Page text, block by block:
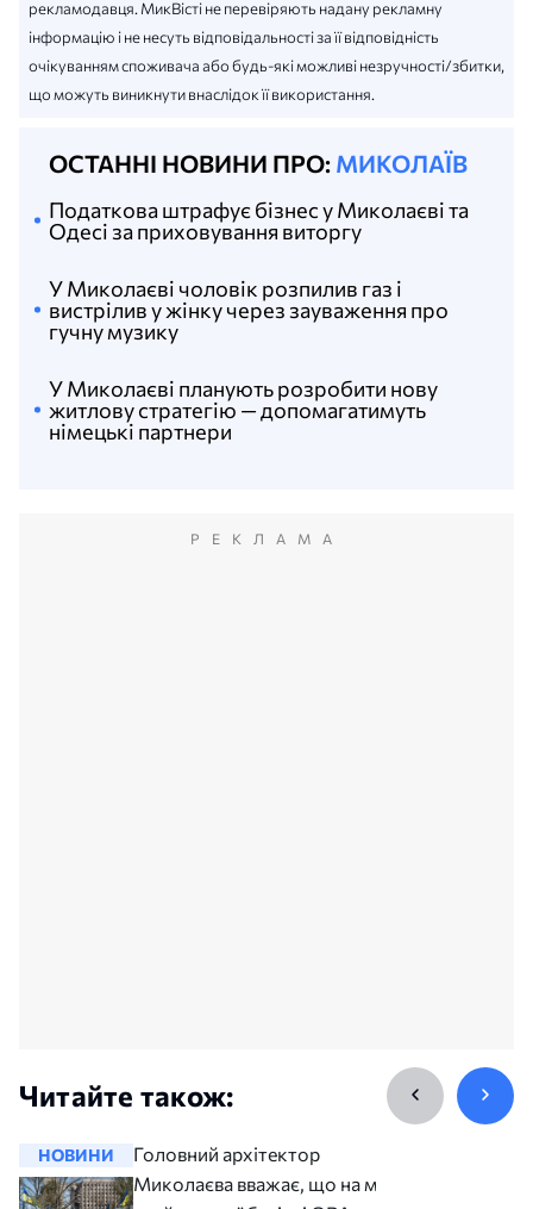
рекламодавця. МикВісті не перевіряють надану рекламну
інформацію і не несуть відповідальності за її відповідність
очікуванням споживача або будь-які можливі незручності/збитки,
що можуть виникнути внаслідок її використання.
ОСТАННІ НОВИНИ ПРО: МИКОЛАЇВ
У Миколаєві планують розробити нову
житлову стратегію — допомагатимуть
німецькі партнери
У Миколаєві чоловік розпилив газ і
вистрілив у жінку через зауваження про
гучну музику
Податкова штрафує бізнес у Миколаєві та
Одесі за приховування виторгу
РЕКЛАМА
Читайте також:
НОВИНИ
Головний архітектор
Миколаєва вважає, що на місці